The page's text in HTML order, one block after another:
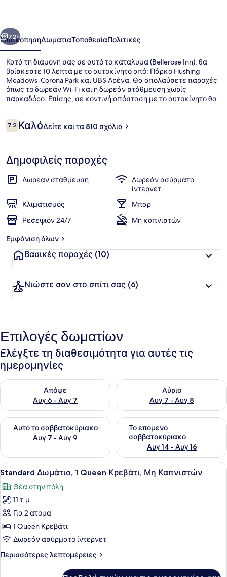
Επόμενο
72+
ΕπισκόπησηΔωμάτιαΤοποθεσίαΠολιτικές
Κατά τη διαμονή σας σε αυτό το κατάλυμα (Bellerose Inn), θα
βρίσκεστε 10 λεπτά με το αυτοκίνητο από: Πάρκο Flushing
Meadows-Corona Park και UBS Αρένα. Θα απολαύσετε παροχές
όπως το δωρεάν Wi-Fi και η δωρεάν στάθμευση χωρίς
παρκαδόρο. Επίσης, σε κοντινή απόσταση με το αυτοκίνητο θα
Σχόλια
7,27,2 στα 10
ΚαλόΔείτε και τα 810 σχόλια
Δημοφιλείς παροχές
Δωρεάν στάθμευση
Δωρεάν ασύρματο
ίντερνετ
Κλιματισμός
Μπαρ
Ρεσεψιόν 24/7
Μη καπνιστών
Εμφάνιση όλων
Βασικές παροχές (10)
Νιώστε σαν στο σπίτι σας (6)
Επιλογές δωματίων
Ελέγξτε τη διαθεσιμότητα για αυτές τις
ημερομηνίες
Απόψε
Αυγ 6 - Αυγ 7
Έλεγχος διαθεσιμότητας για απόψε Αυγ 6 - Αυγ 7
Αύριο
Αυγ 7 - Αυγ 8
Έλεγχος διαθεσιμότητας
Αυτό το σαββατοκύριακο
Αυγ 7 - Αυγ 9
Έλεγχος διαθεσιμότητας για αυτό το σαββατοκύριακο
Το επόμενο
σαββατοκύριακο
Αυγ 14 - Αυγ 16
Έλεγχος διαθεσιμότητας
Προβολή
όλων
των
φωτογραφιών
για
Standard
Δωμάτιο,
1
Queen
Standard Δωμάτιο, 1 Queen
12
Standard Δωμάτιο, 1 Queen Κρεβάτι, Μη Καπνιστών
Θέα στην πόλη
11 τ.μ.
Για 2 άτομα
1 Queen Κρεβάτι
Δωρεάν ασύρματο ίντερνετ
Περισσότερες λεπτομέρειες
Περισσότερες